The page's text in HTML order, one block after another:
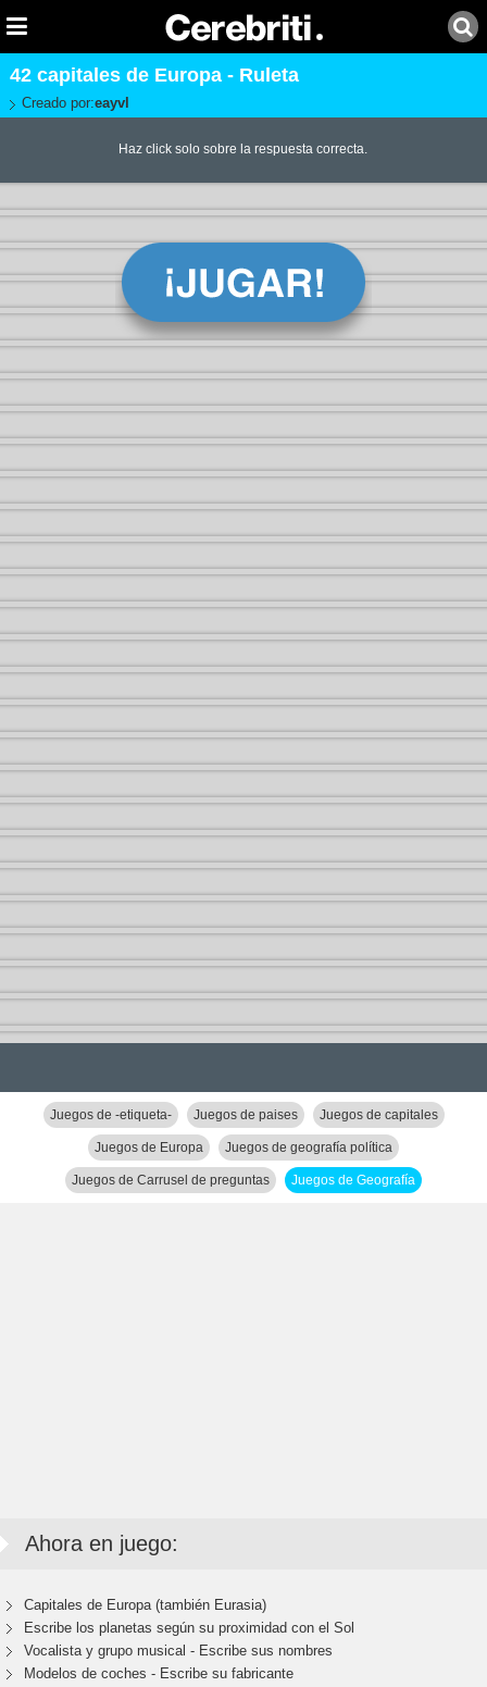
42 capitales de Europa - Ruleta
Creado por:eayvl
Haz click solo sobre la respuesta correcta.
Juegos de -etiqueta- Juegos de paises Juegos de capitales
Juegos de Europa Juegos de geografía política
Juegos de Carrusel de preguntas Juegos de Geografía
Ahora en juego:
Capitales de Europa (también Eurasia)
Escribe los planetas según su proximidad con el Sol
Vocalista y grupo musical - Escribe sus nombres
Modelos de coches - Escribe su fabricante